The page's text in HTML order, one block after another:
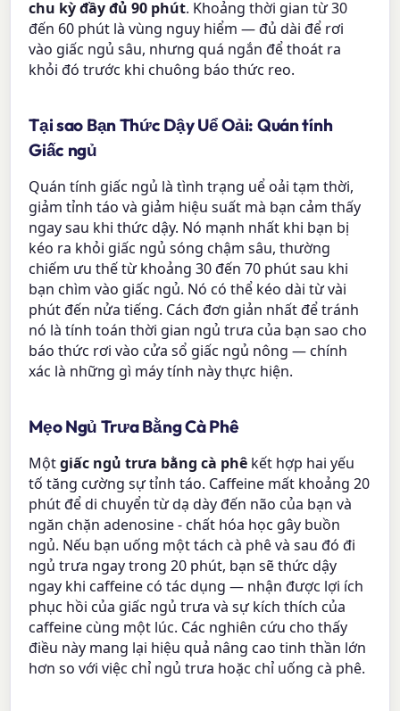
chu kỳ đầy đủ 90 phút. Khoảng thời gian từ 30
đến 60 phút là vùng nguy hiểm — đủ dài để rơi
vào giấc ngủ sâu, nhưng quá ngắn để thoát ra
khỏi đó trước khi chuông báo thức reo.
Tại sao Bạn Thức Dậy Uể Oải: Quán tính
Giấc ngủ
Quán tính giấc ngủ là tình trạng uể oải tạm thời,
giảm tỉnh táo và giảm hiệu suất mà bạn cảm thấy
ngay sau khi thức dậy. Nó mạnh nhất khi bạn bị
kéo ra khỏi giấc ngủ sóng chậm sâu, thường
chiếm ưu thế từ khoảng 30 đến 70 phút sau khi
bạn chìm vào giấc ngủ. Nó có thể kéo dài từ vài
phút đến nửa tiếng. Cách đơn giản nhất để tránh
nó là tính toán thời gian ngủ trưa của bạn sao cho
báo thức rơi vào cửa sổ giấc ngủ nông — chính
xác là những gì máy tính này thực hiện.
Mẹo Ngủ Trưa Bằng Cà Phê
Mộtgiấc ngủ trưa bằng cà phê kết hợp hai yếu
tố tăng cường sự tỉnh táo. Caffeine mất khoảng 20
phút để di chuyển từ dạ dày đến não của bạn và
ngăn chặn adenosine - chất hóa học gây buồn
ngủ. Nếu bạn uống một tách cà phê và sau đó đi
ngủ trưa ngay trong 20 phút, bạn sẽ thức dậy
ngay khi caffeine có tác dụng — nhận được lợi ích
phục hồi của giấc ngủ trưa và sự kích thích của
caffeine cùng một lúc. Các nghiên cứu cho thấy
điều này mang lại hiệu quả nâng cao tinh thần lớn
hơn so với việc chỉ ngủ trưa hoặc chỉ uống cà phê.